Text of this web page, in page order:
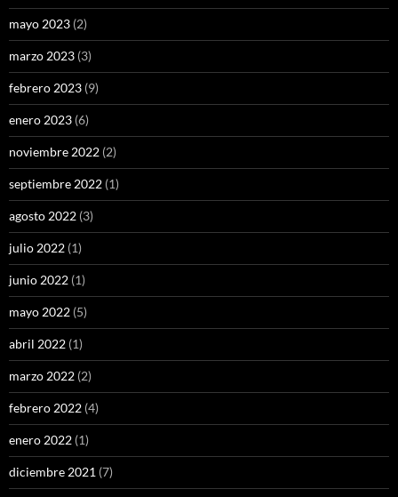
mayo 2023 (2)
marzo 2023 (3)
febrero 2023 (9)
enero 2023 (6)
noviembre 2022 (2)
septiembre 2022 (1)
agosto 2022 (3)
julio 2022 (1)
junio 2022 (1)
mayo 2022 (5)
abril 2022 (1)
marzo 2022 (2)
febrero 2022 (4)
enero 2022 (1)
diciembre 2021 (7)